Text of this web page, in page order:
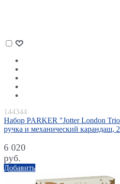
144344
Набор PARKER "Jotter London
ручка и механический карандаш,
6 020
руб.
Добавить